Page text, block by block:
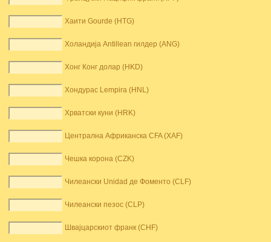
Хаити Gourde (HTG)
Холандија Antillean гилдер (ANG)
Хонг Конг долар (HKD)
Хондурас Lempira (HNL)
Хрватски куни (HRK)
Централна Африканска CFA (XAF)
Чешка корона (CZK)
Чилеански Unidad де Фоменто (CLF)
Чилеански пезос (CLP)
Швајцарскиот франк (CHF)